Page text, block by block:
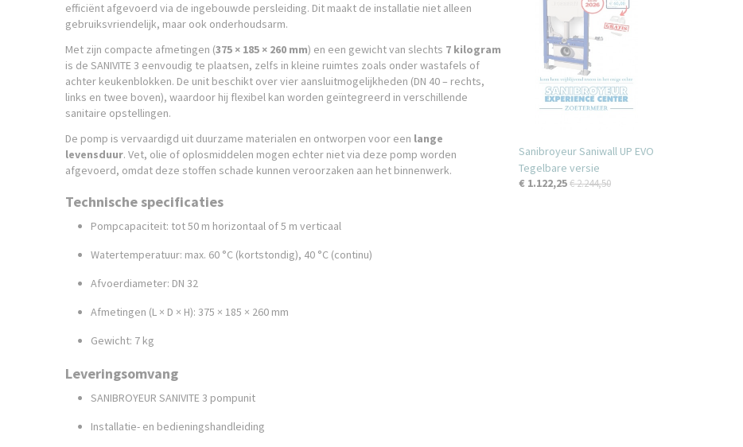
efficiënt afgevoerd via de ingebouwde persleiding. Dit maakt de installatie niet alleen
gebruiksvriendelijk, maar ook onderhoudsarm.
Met zijn compacte afmetingen (375 × 185 × 260 mm) en een gewicht van slechts 7 kilogram
is de SANIVITE 3 eenvoudig te plaatsen, zelfs in kleine ruimtes zoals onder wastafels of
achter keukenblokken. De unit beschikt over vier aansluitmogelijkheden (DN 40 – rechts,
links en twee boven), waardoor hij flexibel kan worden geïntegreerd in verschillende
sanitaire opstellingen.
De pomp is vervaardigd uit duurzame materialen en ontworpen voor een lange
levensduur. Vet, olie of oplosmiddelen mogen echter niet via deze pomp worden
afgevoerd, omdat deze stoffen schade kunnen veroorzaken aan het binnenwerk.
Technische specificaties
Pompcapaciteit: tot 50 m horizontaal of 5 m verticaal
Watertemperatuur: max. 60 °C (kortstondig), 40 °C (continu)
Afvoerdiameter: DN 32
Afmetingen (L × D × H): 375 × 185 × 260 mm
Gewicht: 7 kg
Leveringsomvang
SANIBROYEUR SANIVITE 3 pompunit
Installatie- en bedieningshandleiding
Sanibroyeur Saniwall UP EVO
Tegelbare versie
€ 1.122,25€ 2.244,50